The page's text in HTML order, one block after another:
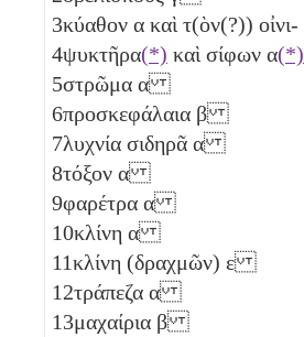
3κύαθον α καὶ τ(ὸν(?)) οἰνι-
4ψυκτῆρα(*) καὶ σίφων α(*)
5στρῶμα α
6προσκεφάλαια β
7λυχνία σιδηρᾶ α
8τόξον α
9φαρέτρα α
10κλίνη α
11κλίνη (δραχμῶν) ε
12τράπεζα α
13μαχαίρια β